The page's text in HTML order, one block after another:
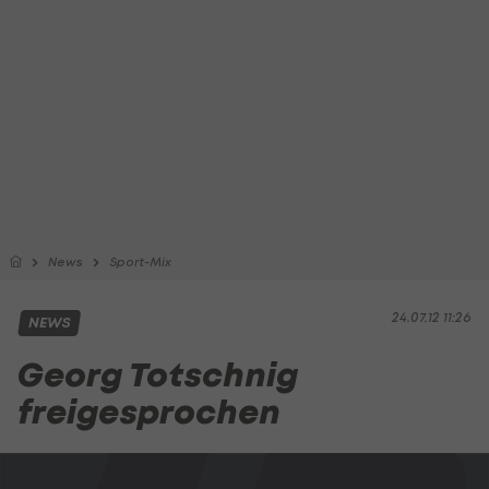
News Sport-Mix
24.07.12 11:26
NEWS
Georg Totschnig
freigesprochen